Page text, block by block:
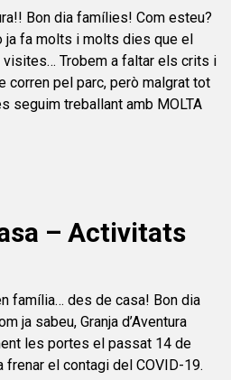
Bon dia famílies! Com esteu?
ja fa molts i molts dies que el
visites… Trobem a faltar els crits i
corren pel parc, però malgrat tot
seguim treballant amb MOLTA
– Activitats
família… des de casa! Bon dia
ja sabeu, Granja d’Aventura
les portes el passat 14 de
frenar el contagi del COVID-19.